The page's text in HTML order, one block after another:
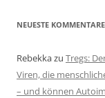
NEUESTE KOMMENTARE
Rebekkazu Tregs:
Viren, die
– und können